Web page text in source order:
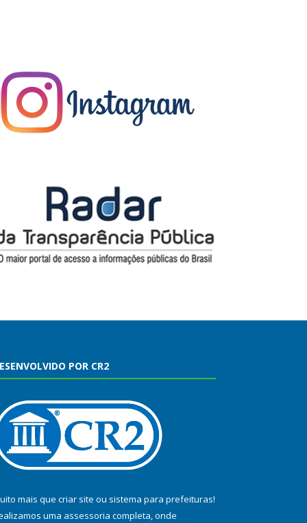
POR CR2
mais que criar site ou sistema para prefeituras!
uma assessoria completa, onde